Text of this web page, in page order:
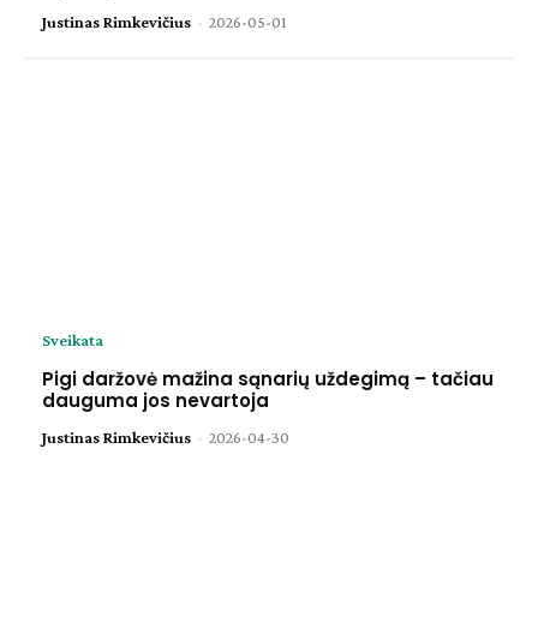
Justinas Rimkevičius - 2026-05-01
Sveikata
Pigi daržovė mažina sąnarių uždegimą – tačiau
dauguma jos nevartoja
Justinas Rimkevičius - 2026-04-30